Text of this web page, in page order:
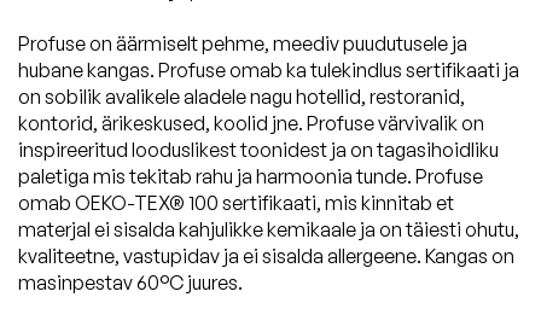
MASS
TUBE
COCOON
RAZZ
ROLL
SNUG
info@slowdown.ee
Kontakt
Eesti
Profuse on äärmiselt pehme, meediv puudutusele ja
hubane kangas. Profuse omab ka tulekindlus sertifikaati ja
on sobilik avalikele aladele nagu hotellid, restoranid,
kontorid, ärikeskused, koolid jne. Profuse värvivalik on
inspireeritud looduslikest toonidest ja on tagasihoidliku
paletiga mis tekitab rahu ja harmoonia tunde. Profuse
omab OEKO-TEX® 100 sertifikaati, mis kinnitab et
materjal ei sisalda kahjulikke kemikaale ja on täiesti ohutu,
kvaliteetne, vastupidav ja ei sisalda allergeene. Kangas on
masinpestav 60°C juures.